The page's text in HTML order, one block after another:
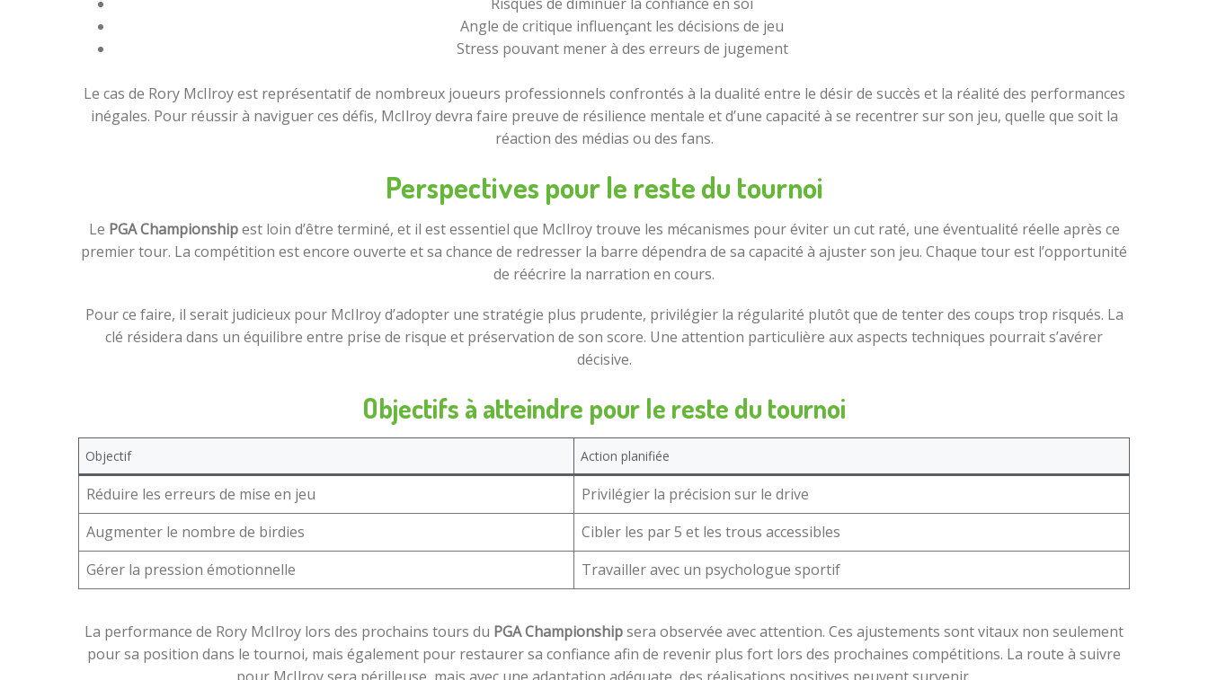
Angle de critique influençant les décisions de jeu
Stress pouvant mener à des erreurs de jugement
Le cas de Rory McIlroy est représentatif de nombreux joueurs professionnels confrontés à la dualité entre le désir de succès et la réalité des performances
inégales. Pour réussir à naviguer ces défis, McIlroy devra faire preuve de résilience mentale et d’une capacité à se recentrer sur son jeu, quelle que soit la
réaction des médias ou des fans.
Perspectives pour le reste du tournoi
Le PGA Championshipest loin d’être terminé, et il est essentiel que McIlroy trouve les mécanismes pour éviter un cut raté, une éventualité réelle après ce
premier tour. La compétition est encore ouverte et sa chance de redresser la barre dépendra de sa capacité à ajuster son jeu. Chaque tour est l’opportunité
de réécrire la narration en cours.
Pour ce faire, il serait judicieux pour McIlroy d’adopter une stratégie plus prudente, privilégier la régularité plutôt que de tenter des coups trop risqués. La
clé résidera dans un équilibre entre prise de risque et préservation de son score. Une attention particulière aux aspects techniques pourrait s’avérer
décisive.
Objectifs à atteindre pour le reste du tournoi
Objectif Action planifiée
Réduire les erreurs de mise en jeu
Privilégier la précision sur le drive
Augmenter le nombre de birdies
Cibler les par 5 et les trous accessibles
Gérer la pression émotionnelle
Travailler avec un psychologue sportif
La performance de Rory McIlroy lors des prochains tours du PGA Championshipsera observée avec attention. Ces ajustements sont vitaux non seulement
pour sa position dans le tournoi, mais également pour restaurer sa confiance afin de revenir plus fort lors des prochaines compétitions. La route à suivre